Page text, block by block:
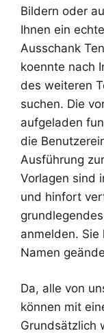
Bildern oder
Ihnen ein
Ausschank
koennte nach
des weiteren
suchen. Die
aufgeladen
die
Ausführung
Vorlagen sind
und hinfort
anmelden.
Namen
Da, alle von
können mit
Grundsätzlich